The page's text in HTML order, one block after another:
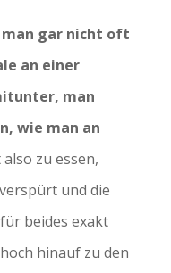
man gar nicht oft
an einer
man
wie man an
zu essen,
und die
beides exakt
hinauf zu den